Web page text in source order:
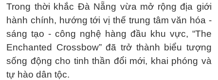
Trong thời khắc Đà Nẵng vừa mở rộng địa giới
hành chính, hướng tới vị thế trung tâm văn hóa -
sáng tạo - công nghệ hàng đầu khu vực, “The
Enchanted Crossbow” đã trở thành biểu tượng
sống động cho tinh thần đổi mới, khai phóng và
tự hào dân tộc.